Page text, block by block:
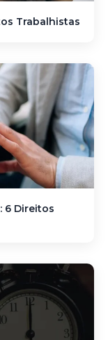
Trabalhistas
6 Direitos